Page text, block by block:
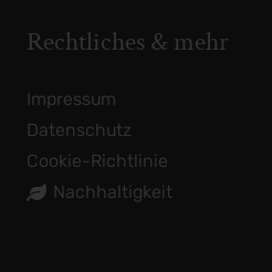
Rechtliches & mehr
Impressum
Datenschutz
Cookie-Richtlinie
Nachhaltigkeit